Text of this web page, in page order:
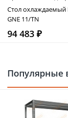
Стол охлаждаемый
GNE 11/TN
94 483 ₽
Популярные